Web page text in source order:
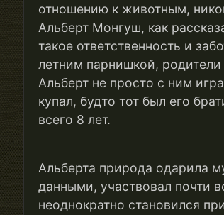
отношению к животным,
Альберт Монгуш, как
такое ответственность и
летним парнишкой, родители
Альберт не просто с ним
купал, будто тот был его
всего 8 лет.
Альберта природа одарила
данными, участвовал почти
неоднократно становился